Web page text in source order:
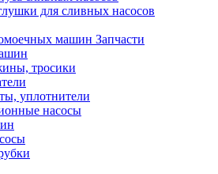
для сливных насосов
Запчасти
тросики
уплотнители
насосы